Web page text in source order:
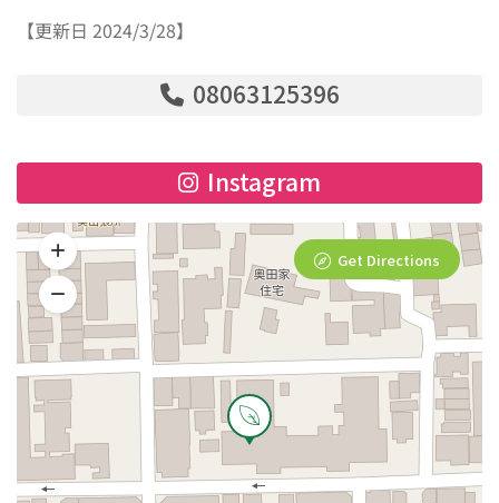
【更新日 2024/3/28】
08063125396
Instagram
Get Directions